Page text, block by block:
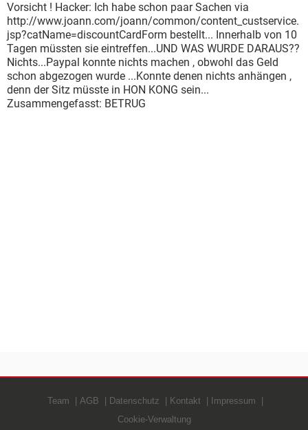
Vorsicht ! Hacker: Ich habe schon paar Sachen via
http://www.joann.com/joann/common/content_custservice.
jsp?catName=discountCardForm bestellt... Innerhalb von 10
Tagen müssten sie eintreffen...UND WAS WURDE DARAUS??
Nichts...Paypal konnte nichts machen , obwohl das Geld
schon abgezogen wurde ...Konnte denen nichts anhängen ,
denn der Sitz müsste in HON KONG sein...
Zusammengefasst: BETRUG
Team AGB Datenschutz Kontakt
Impressum
Cookie-Verwaltung